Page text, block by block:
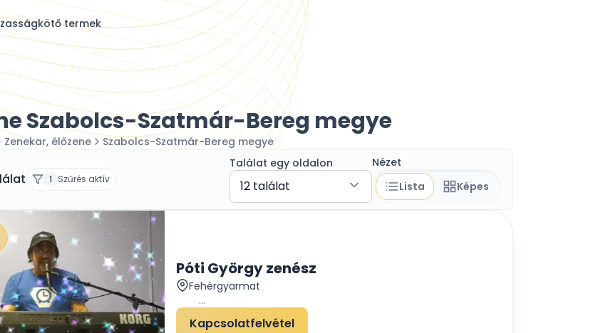
termek
Szabolcs-Szatmár-Bereg megye
Zenekar, élőzene Szabolcs-Szatmár-Bereg megye
1 Szűrés aktív
Találat egy oldalon
12 találat
Nézet
Lista
Képes
Póti György zenész
Fehérgyarmat
...
Kapcsolatfelvétel